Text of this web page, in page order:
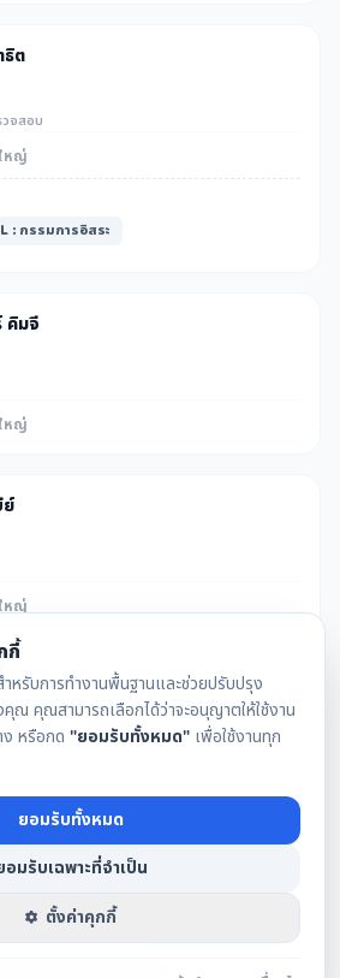
ธิต
วจสอบ
หญ่
: กรรมการอิสระ
คิมจี
หญ่
ย์
หญ่
จสอบ
/ กรรมการตรวจสอบ
ประธานกรรมการตรวจสอบ
กี้
ำหรับการทำงานพื้นฐานและช่วยปรับปรุง
ณ คุณสามารถเลือกได้ว่าจะอนุญาตให้ใช้งาน
ง หรือกด "ยอมรับทั้งหมด" เพื่อใช้งานทุก
ยอมรับทั้งหมด
อมรับเฉพาะที่จำเป็น
ตั้งค่าคุกกี้